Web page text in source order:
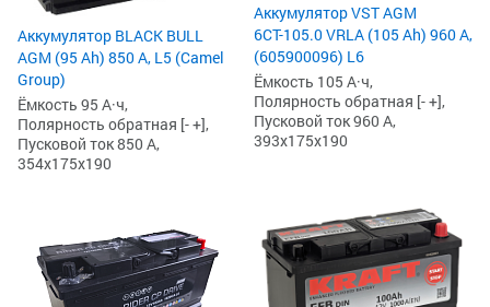
Аккумулятор BLACK BULL
AGM (95 Ah) 850 А, L5 (Camel
Group)
Ёмкость 95 А·ч,
Полярность обратная [- +],
Пусковой ток 850 А,
354x175x190
Аккумулятор VST AGM
6СТ-105.0 VRLA (105 Ah) 960 А,
(605900096) L6
Ёмкость 105 А·ч,
Полярность обратная [- +],
Пусковой ток 960 А,
393x175x190